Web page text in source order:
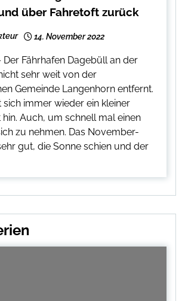
über Fahretoft zurück
14. November 2022
Der Fährhafen Dagebüll an der
sehr weit von der
Gemeinde Langenhorn entfernt.
sich immer wieder ein kleiner
Auch, um schnell mal einen
zu nehmen. Das November-
gut, die Sonne schien und der